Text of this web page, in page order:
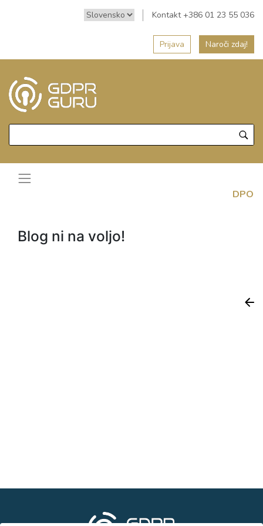
Kontakt +386 01 23 55 036
Prijava Naroči zdaj!
DPO
Blog ni na voljo!